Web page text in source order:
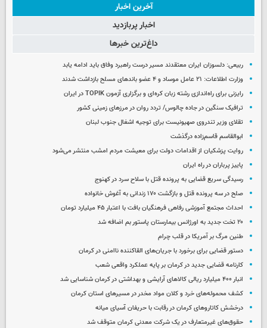
آخرین اخبار
اخبار پربازدید
داغ‌ترین خبرها
ربیعی: دلسوزان ایران معتقدند مسیر درست راهبرد وفاق باید ادامه یابد
وزارت اطلاعات: ۲۱ عامل موساد و ۴ عضو باندهای مسلح بازداشت شدند
رایزنی برای راه‌اندازی رشته زبان کره‌ای و برگزاری آزمون TOPIK در ایران
ترافیک سنگین در جاده چالوس/ تردد روان در مرزهای زمینی کشور
تقلای وزیر تندروی صهیونیست برای توجیه اشغال جنوب لبنان
ابوالقاسم قاسم‌زاده درگذشت
روایت پزشکیان از اقدامات دولت برای معیشت مردم امشب منتشر می‌شود
پاییز پرباران در راه ایران
رسیدگی سریع قضایی به پرونده قتل با سلاح سرد در کهنوج
صلح در سه پرونده قتل و بازگشت ۱۷۰ زندانی به آغوش خانواده
احداث مجتمع آموزشی رفاهی فرهنگیان بافت با اعتبار ۴۵ میلیارد تومان
۲۰ تخت جدید به اورژانس بیمارستان پاستور بم اضافه شد
طنین مرگ بر آمریکا در قلب چرام
دستور قضایی برای برخورد با جریان‌های القاکننده ناامنی در کرمان
کارنامه قضایی جدید در کرمان بر پایه عملکرد واقعی شعب
انبار ۴۰۰ میلیارد ریالی کالاهای آرایشی و بهداشتی در کرمان شناسایی شد
کشف محموله‌های خرد و کلان مواد مخدر در مسیرهای استان کرمان
درخشش کاتاروهای کرمان در رقابت با حریفان آسیای میانه
حقوق‌های غیرمتعارف در یک شرکت معدنی کرمان متوقف شد